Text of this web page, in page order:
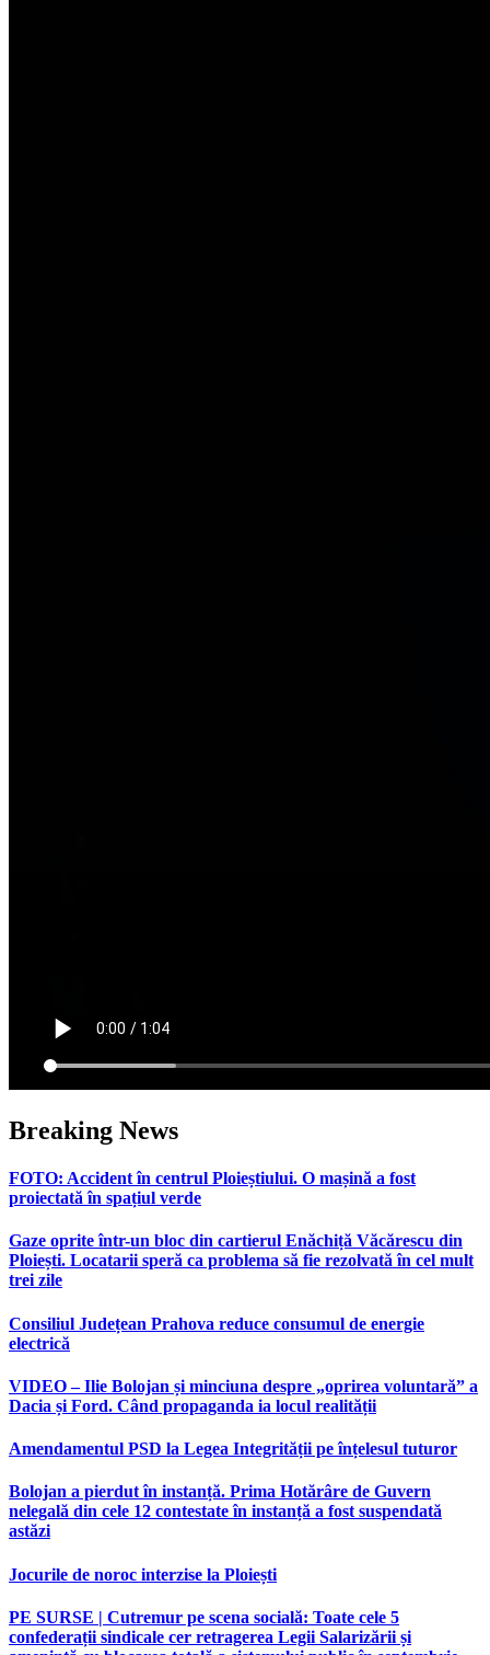
Breaking News
FOTO: Accident în centrul Ploieștiului. O mașină a fost
proiectată în spațiul verde
Gaze oprite într-un bloc din cartierul Enăchiță Văcărescu din
Ploiești. Locatarii speră ca problema să fie rezolvată în cel mult
trei zile
Consiliul Județean Prahova reduce consumul de energie
electrică
VIDEO – Ilie Bolojan și minciuna despre „oprirea voluntară” a
Dacia și Ford. Când propaganda ia locul realității
Amendamentul PSD la Legea Integrității pe înțelesul tuturor
Bolojan a pierdut în instanță. Prima Hotărâre de Guvern
nelegală din cele 12 contestate în instanță a fost suspendată
astăzi
Jocurile de noroc interzise la Ploiești
PE SURSE | Cutremur pe scena socială: Toate cele 5
confederații sindicale cer retragerea Legii Salarizării și